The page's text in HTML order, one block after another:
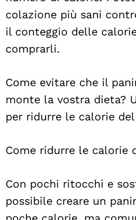
colazione più sani
il conteggio delle
comprarli.
Come evitare che il
monte la vostra dieta?
per ridurre le calorie
Come ridurre le calorie
Con pochi ritocchi e
possibile creare un